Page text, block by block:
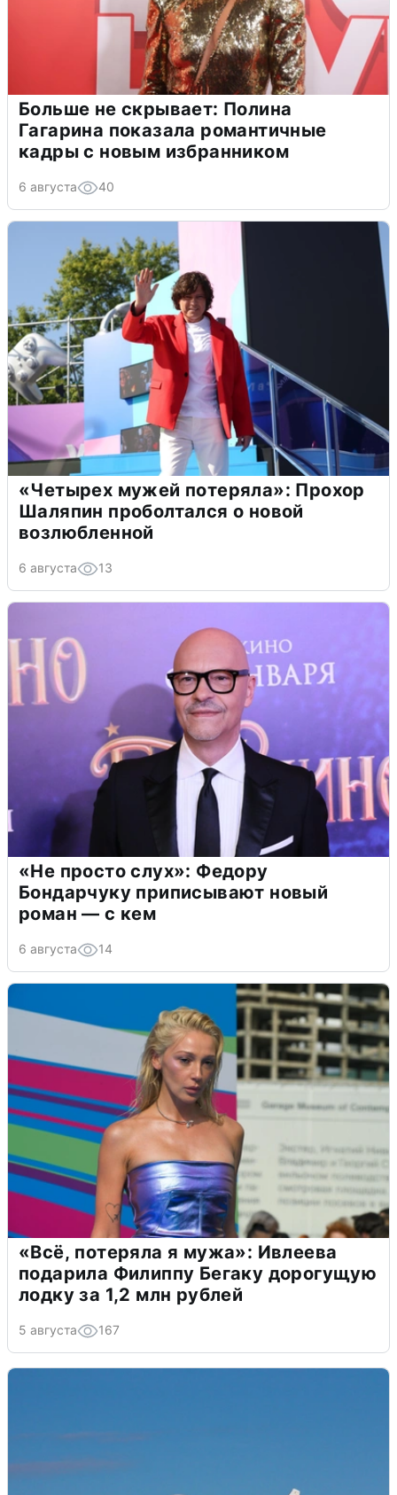
Больше не скрывает: Полина
Гагарина показала романтичные
кадры с новым избранником
6 августа 40
«Четырех мужей потеряла»: Прохор
Шаляпин проболтался о новой
возлюбленной
6 августа 13
«Не просто слух»: Федору
Бондарчуку приписывают новый
роман — с кем
6 августа 14
«Всё, потеряла я мужа»: Ивлеева
подарила Филиппу Бегаку дорогущую
лодку за 1,2 млн рублей
5 августа 167